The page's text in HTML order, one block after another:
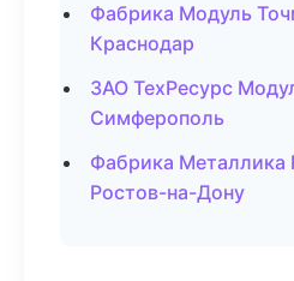
Фабрика Модуль
Краснодар
ЗАО ТехРесурс
Симферополь
Фабрика Металлика
Ростов-на-Дону